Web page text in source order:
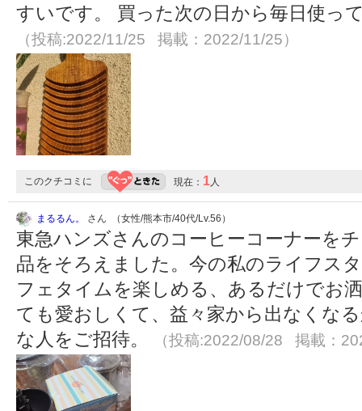
すいです。 買った次の日から毎日使っ
（投稿:2022/11/25 掲載：2022/11/25）
このクチコミに 現在： 1人
まるるん。 さん （女性/熊本市/40代/Lv.56）
東急ハンズさんのコーヒーコーナーを
品をそろえました。今の私のライフス
フェタイムを楽しめる、あるだけでお
ても愛おしくて、益々家から出なくな
な人をご招待。
（投稿:2022/08/28 掲載：